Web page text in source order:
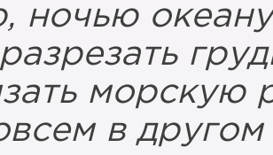
ночью океану
морскую
в